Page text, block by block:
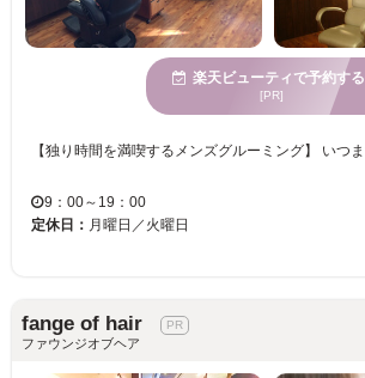
楽天ビューティで予約する
[PR]
9：00～19：00
定休日： 月曜日／火曜日
fange of hair
ファウンジオブヘア